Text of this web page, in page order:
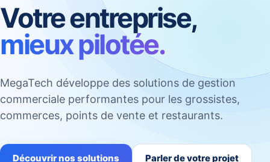
Votre entreprise,
mieux pilotée.
MegaTech développe des solutions de gestion
commerciale performantes pour les grossistes,
commerces, points de vente et restaurants.
Découvrir nos solutions Parler de votre projet